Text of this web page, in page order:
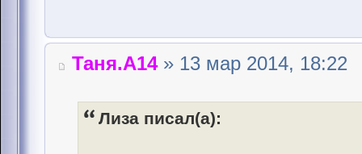
Таня.А14» 13 мар 2014, 18:22
Лиза писал(а):